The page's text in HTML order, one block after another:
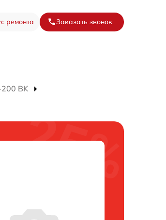
ремонта Заказать звонок
BK